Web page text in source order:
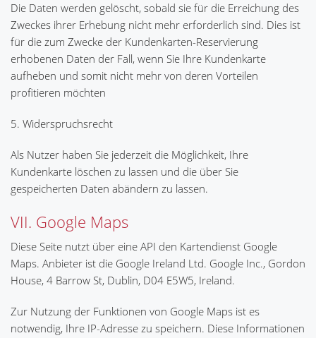
Die Daten werden gelöscht, sobald sie für die Erreichung des
Zweckes ihrer Erhebung nicht mehr erforderlich sind. Dies ist
für die zum Zwecke der Kundenkarten-Reservierung
erhobenen Daten der Fall, wenn Sie Ihre Kundenkarte
aufheben und somit nicht mehr von deren Vorteilen
profitieren möchten
5. Widerspruchsrecht
Als Nutzer haben Sie jederzeit die Möglichkeit, Ihre
Kundenkarte löschen zu lassen und die über Sie
gespeicherten Daten abändern zu lassen.
VII. Google Maps
Diese Seite nutzt über eine API den Kartendienst Google
Maps. Anbieter ist die Google Ireland Ltd. Google Inc., Gordon
House, 4 Barrow St, Dublin, D04 E5W5, Ireland.
Zur Nutzung der Funktionen von Google Maps ist es
notwendig, Ihre IP-Adresse zu speichern. Diese Informationen